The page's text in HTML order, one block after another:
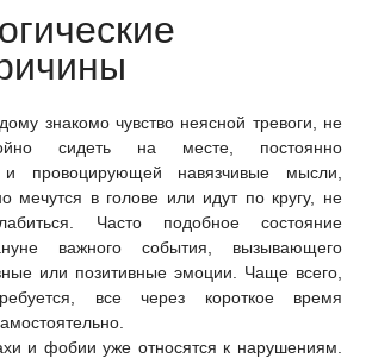
знакомо чувство неясной тревоги, не
сидеть на месте, постоянно
провоцирующей навязчивые мысли,
мечутся в голове или идут по кругу, не
Часто подобное состояние
важного события, вызывающего
или позитивные эмоции. Чаще всего,
все через короткое время
и фобии уже относятся к нарушениям.